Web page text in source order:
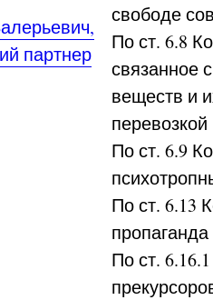
партнер
свободе
По ст. 6.8
связанное
веществ и
перевозкой
По ст. 6.9
По ст. 6.13
По ст.